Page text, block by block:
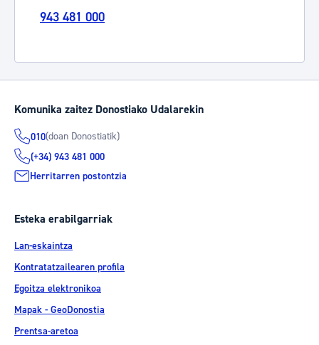
943 481 000
Komunika zaitez Donostiako Udalarekin
010(doan Donostiatik)
(+34) 943 481 000
Herritarren postontzia
Esteka erabilgarriak
Lan-eskaintza
Kontratatzailearen profila
Egoitza elektronikoa
Mapak - GeoDonostia
Prentsa-aretoa